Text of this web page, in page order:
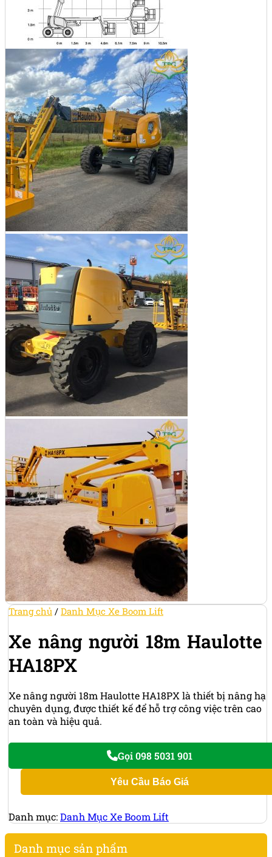
Trang chủ / Danh Mục Xe Boom Lift
Xe nâng người 18m Haulotte
HA18PX
Xe nâng người 18m Haulotte HA18PX là thiết bị nâng hạ
chuyên dụng, được thiết kế để hỗ trợ công việc trên cao
an toàn và hiệu quả.
Gọi 098 5031 901
Yêu Cầu Báo Giá
Danh mục:Danh Mục Xe Boom Lift
Danh mục sản phẩm